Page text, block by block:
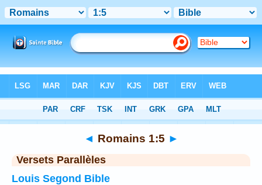
Chapitre 1 > Verset 5
◄ Romains 1:5 ►
Versets Parallèles
Louis Segond Bible